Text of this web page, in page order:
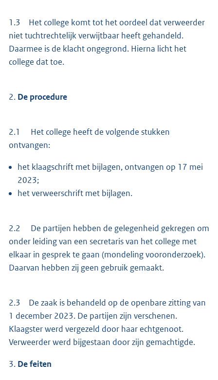
1.3 Het college komt tot het oordeel dat verweerder
niet tuchtrechtelijk verwijtbaar heeft gehandeld.
Daarmee is de klacht ongegrond. Hierna licht het
college dat toe.
2. De procedure
2.1 Het college heeft de volgende stukken
ontvangen:
het klaagschrift met bijlagen, ontvangen op 17 mei
2023;
het verweerschrift met bijlagen.
2.2 De partijen hebben de gelegenheid gekregen om
onder leiding van een secretaris van het college met
elkaar in gesprek te gaan (mondeling vooronderzoek).
Daarvan hebben zij geen gebruik gemaakt.
2.3 De zaak is behandeld op de openbare zitting van
1 december 2023. De partijen zijn verschenen.
Klaagster werd vergezeld door haar echtgenoot.
Verweerder werd bijgestaan door zijn gemachtigde.
3. De feiten